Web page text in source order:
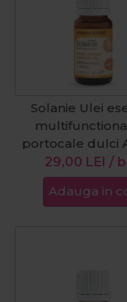
Solanie Ulei
portocale dulci
Sense
29,00 LEI /
Adauga in